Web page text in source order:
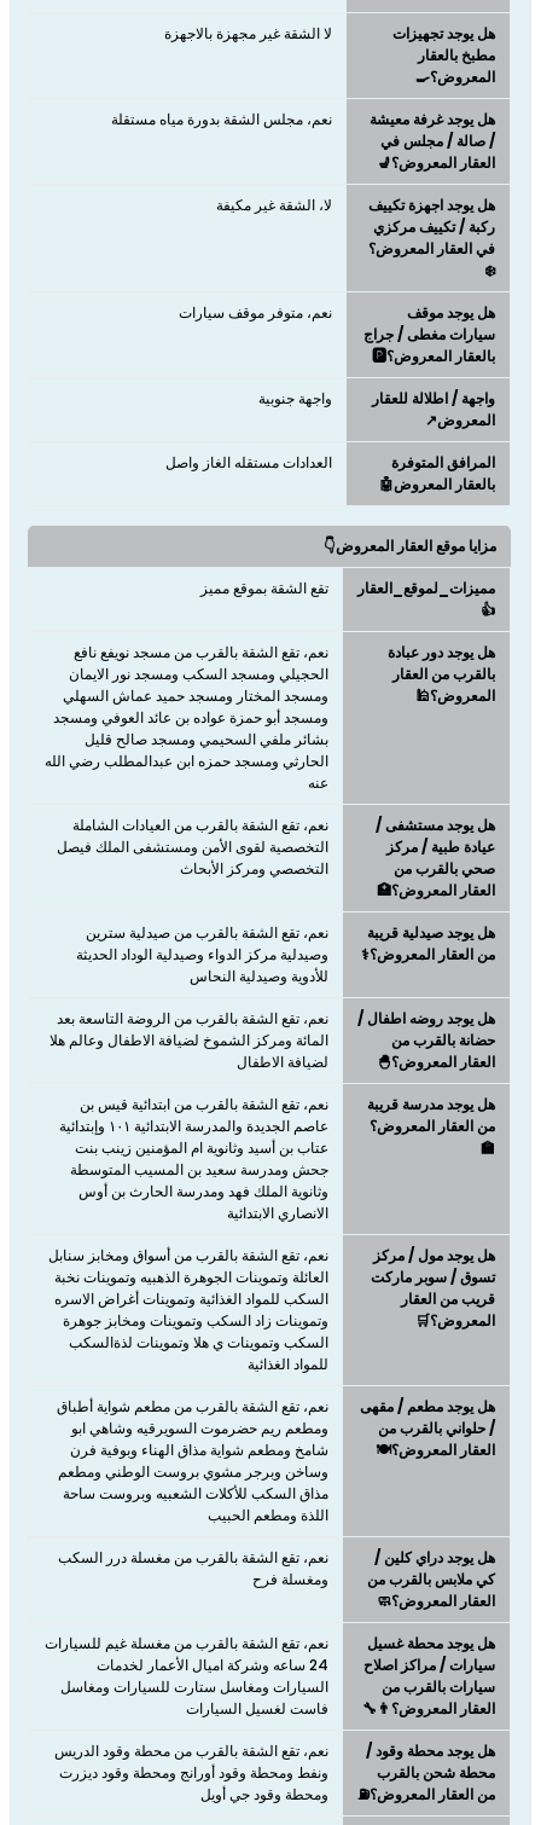
هل يوجد تجهيزات
مطبخ بالعقار
المعروض؟🍳
لا الشقة غير مجهزة بالاجهزة
هل يوجد غرفة معيشة
/ صالة / مجلس في
العقار المعروض؟💺
نعم، مجلس الشقة بدورة مياه مستقلة
هل يوجد اجهزة تكييف
ركبة / تكييف مركزي
في العقار المعروض؟
❄️
لا، الشقة غير مكيفة
هل يوجد موقف
سيارات مغطى / جراج
بالعقار المعروض؟🅿️
نعم، متوفر موقف سيارات
واجهة / اطلالة للعقار
المعروض↗️
واجهة جنوبية
المرافق المتوفرة
بالعقار المعروض🤖
العدادات مستقله الغاز واصل
مزايا موقع العقار المعروض👇
مميزات_لموقع_العقار
👍
تقع الشقة بموقع مميز
هل يوجد دور عبادة
بالقرب من العقار
المعروض؟🕌
نعم، تقع الشقة بالقرب من مسجد نويفع نافع
الحجيلي ومسجد السكب ومسجد نور الايمان
ومسجد المختار ومسجد حميد عماش السهلي
ومسجد أبو حمزة عواده بن عائد العوفي ومسجد
بشائر ملفي السحيمي ومسجد صالح قليل
الحارثي ومسجد حمزه ابن عبدالمطلب رضي الله
عنه
هل يوجد مستشفى /
عيادة طبية / مركز
صحي بالقرب من
العقار المعروض؟🏥
نعم، تقع الشقة بالقرب من العيادات الشاملة
التخصصية لقوى الأمن ومستشفى الملك فيصل
التخصصي ومركز الأبحاث
هل يوجد صيدلية قريبة
من العقار المعروض؟⚕️
نعم، تقع الشقة بالقرب من صيدلية سترين
وصيدلية مركز الدواء وصيدلية الوداد الحديثة
للأدوية وصيدلية النحاس
هل يوجد روضه اطفال /
حضانة بالقرب من
العقار المعروض؟🐣
نعم، تقع الشقة بالقرب من الروضة التاسعة بعد
المائة ومركز الشموخ لضيافة الاطفال وعالم هلا
لضيافة الاطفال
هل يوجد مدرسة قريبة
من العقار المعروض؟
🏫
نعم، تقع الشقة بالقرب من ابتدائية قيس بن
عاصم الجديدة والمدرسة الابتدائية ١٠١ وإبتدائية
عتاب بن أسيد وثانوية ام المؤمنين زينب بنت
جحش ومدرسة سعيد بن المسيب المتوسطة
وثانوية الملك فهد ومدرسة الحارث بن أوس
الانصاري الابتدائية
هل يوجد مول / مركز
تسوق / سوبر ماركت
قريب من العقار
المعروض؟🛒
نعم، ​​​​​​​تقع الشقة بالقرب من أسواق ومخابز سنابل
العائلة وتموينات الجوهرة الذهبيه وتموينات نخبة
السكب للمواد الغذائية وتموينات أغراض الاسره
وتموينات زاد السكب وتموينات ومخابز جوهرة
السكب وتموينات ي هلا وتموينات لذةالسكب
للمواد الغذائية
هل يوجد مطعم / مقهى
/ حلواني بالقرب من
العقار المعروض؟🍽️
نعم، ​​​​​​​تقع الشقة بالقرب من مطعم شواية أطباق
ومطعم ريم حضرموت السويرقيه وشاهي ابو
شامخ ومطعم شواية مذاق الهناء وبوفية فرن
وساخن وبرجر مشوي بروست الوطني ومطعم
مذاق السكب للأكلات الشعبيه وبروست ساحة
اللذة ومطعم الحبیب
هل يوجد دراي كلين /
كي ملابس بالقرب من
العقار المعروض؟🧼
نعم، تقع الشقة بالقرب من مغسلة درر السكب
ومغسلة فرح
هل يوجد محطة غسيل
سيارات / مراكز اصلاح
سيارات بالقرب من
العقار المعروض؟👨‍🔧
نعم، تقع الشقة بالقرب من مغسلة غيم للسيارات
24 ساعه وشركة اميال الأعمار لخدمات
السيارات ومغاسل ستارت للسيارات ومغاسل
فاست لغسيل السيارات
هل يوجد محطة وقود /
محطة شحن بالقرب
من العقار المعروض؟⛽
نعم، تقع الشقة بالقرب من محطة وقود الدريس
ونفط ومحطة وقود أورانج ومحطة وقود ديزرت
ومحطة وقود جي أويل